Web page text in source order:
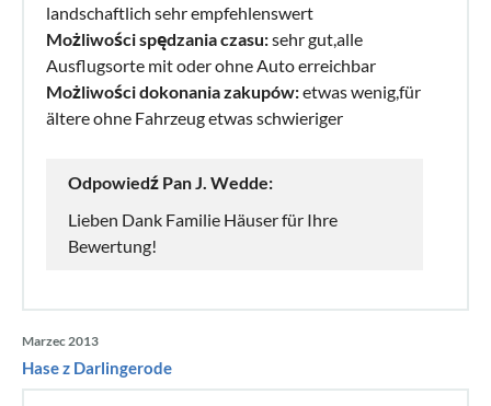
landschaftlich sehr empfehlenswert
Możliwości spędzania czasu:sehr gut,alle
Ausflugsorte mit oder ohne Auto erreichbar
Możliwości dokonania zakupów:etwas wenig,für
ältere ohne Fahrzeug etwas schwieriger
Odpowiedź Pan J. Wedde:
Lieben Dank Familie Häuser für Ihre
Bewertung!
Marzec 2013
Hase z Darlingerode